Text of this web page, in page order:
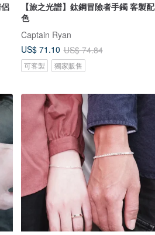
【旅之光譜】鈦鋼冒險者手鐲 客製配
色
Captain Ryan
US$ 71.10 US$ 74.84
可客製 獨家販售